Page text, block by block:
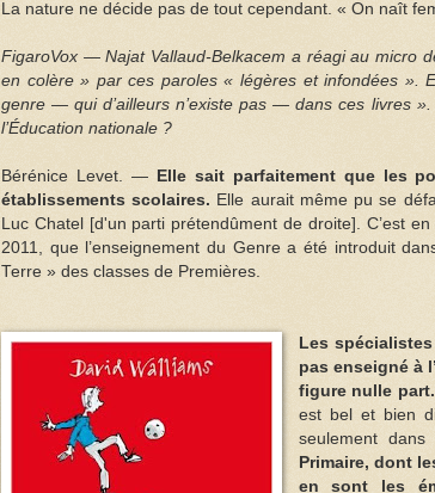
La nature ne décide pas de tout cependant. « On naît
FigaroVox — Najat Vallaud-Belkacem a réagi au micro
en colère » par ces paroles « légères et infondées ».
genre — qui d’ailleurs n’existe pas — dans ces livres
l’Éducation nationale ?
Bérénice Levet. —
Elle sait parfaitement que les
établissements scolaires. Elle aurait même pu se
Luc Chatel [d'un parti prétendûment de droite]. C’est
2011, que l’enseignement du Genre a été introduit
Terre » des classes de Premières.
Les
pas enseigné à
figure nulle part.
est bel et bien
seulement
Primaire, dont
en sont les